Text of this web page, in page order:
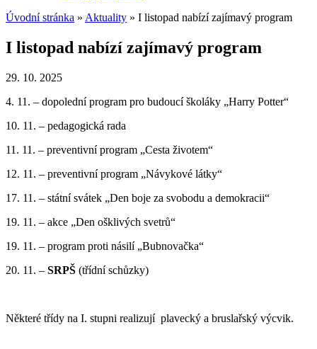
Úvodní stránka » Aktuality » I listopad nabízí zajímavý program
I listopad nabízí zajímavý program
29. 10. 2025
4. 11. – dopolední program pro budoucí školáky „Harry Potter“
10. 11. – pedagogická rada
11. 11. – preventivní program „Cesta životem“
12. 11. – preventivní program „Návykové látky“
17. 11. – státní svátek „Den boje za svobodu a demokracii“
19. 11. – akce „Den ošklivých svetrů“
19. 11. – program proti násilí „Bubnovačka“
20. 11. – SRPŠ (třídní schůzky)
Některé třídy na I. stupni realizují plavecký a bruslařský výcvik.